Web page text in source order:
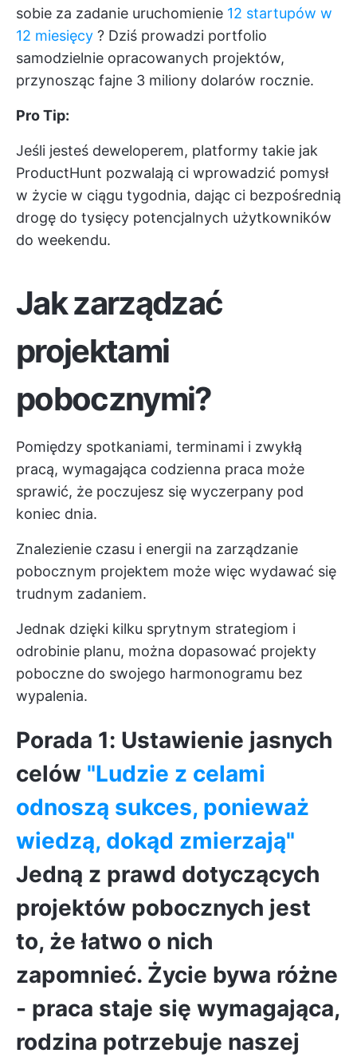
sobie za zadanie uruchomienie 12 startupów w
12 miesięcy ? Dziś prowadzi portfolio
samodzielnie opracowanych projektów,
przynosząc fajne 3 miliony dolarów rocznie.
Pro Tip:
Jeśli jesteś deweloperem, platformy takie jak
ProductHunt pozwalają ci wprowadzić pomysł
w życie w ciągu tygodnia, dając ci bezpośrednią
drogę do tysięcy potencjalnych użytkowników
do weekendu.
Jak zarządzać
projektami
pobocznymi?
Pomiędzy spotkaniami, terminami i zwykłą
pracą, wymagająca codzienna praca może
sprawić, że poczujesz się wyczerpany pod
koniec dnia.
Znalezienie czasu i energii na zarządzanie
pobocznym projektem może więc wydawać się
trudnym zadaniem.
Jednak dzięki kilku sprytnym strategiom i
odrobinie planu, można dopasować projekty
poboczne do swojego harmonogramu bez
wypalenia.
Porada 1: Ustawienie jasnych
celów "Ludzie z celami
odnoszą sukces, ponieważ
wiedzą, dokąd zmierzają"
Jedną z prawd dotyczących
projektów pobocznych jest
to, że łatwo o nich
zapomnieć. Życie bywa różne
- praca staje się wymagająca,
rodzina potrzebuje naszej